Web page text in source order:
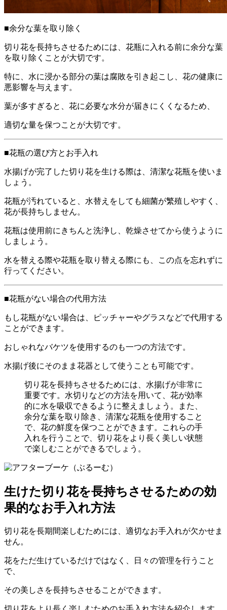
■余分な葉を取り除く
切り花を長持ちさせるためには、花瓶に入れる前に余分な葉
を取り除くことが大切です。
特に、水に浸かる部分の葉は腐敗を引き起こし、花の健康に
悪影響を与えます。
葉が多すぎると、花に必要な水分が届きにくくなるため、
適切な量を保つことが大切です。
■花瓶の選び方とお手入れ
水揚げが完了した切り花を生ける際は、清潔な花瓶を使いま
しょう。
花瓶が汚れていると、水替えをしても細菌が繁殖しやすく、
花が長持ちしません。
花瓶は使用前にきちんと洗浄し、乾燥させてから使うように
しましょう。
水を替える際や花瓶を取り替える際にも、この点を忘れずに
行ってください。
■花瓶がない場合の代用方法
もし花瓶がない場合は、ピッチャーやグラスなどで代用する
ことができます。
おしゃれなバケツを使用するのも一つの方法です。
水揚げ後にそのまま花器として使うことも可能です。
切り花を長持ちさせるためには、水揚げが非常に
重要です。水切りなどの方法を用いて、花が効率
的に水を吸収できるように整えましょう。また、
余分な葉を取り除き、清潔な花瓶を使用すること
で、花の鮮度を保つことができます。これらの手
入れを行うことで、切り花をより長く美しい状態
で楽しむことができるでしょう。
生けた切り花を長持ちさせるための効
果的なお手入れ方法
切り花を長期間楽しむためには、適切なお手入れが欠かせま
せん。
花をただ生けているだけではなく、日々の管理を行うこと
で、
その美しさを長持ちさせることができます。